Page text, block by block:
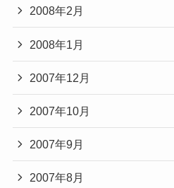
2008年2月
2008年1月
2007年12月
2007年10月
2007年9月
2007年8月